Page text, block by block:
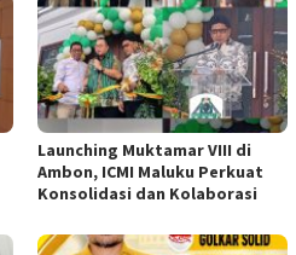
Launching Muktamar VIII di
Ambon, ICMI Maluku Perkuat
Konsolidasi dan Kolaborasi